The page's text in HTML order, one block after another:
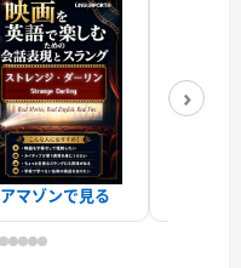
アマゾンで見る
›